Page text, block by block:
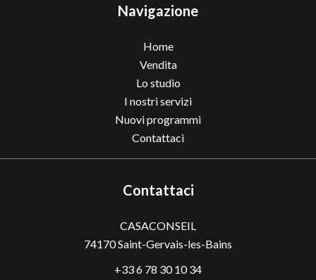
Navigazione
Home
Vendita
Lo studio
I nostri servizi
Nuovi programmi
Contattaci
Contattaci
CASACONSEIL
74170Saint-Gervais-les-Bains
+33 6 78 30 10 34